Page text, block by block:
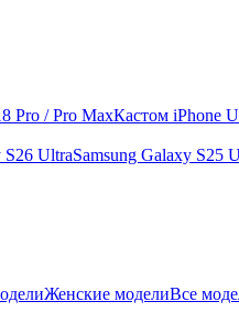
Pro / Pro MaxКастом iPhone
S26 UltraSamsung Galaxy S25
Женские моделиВсе